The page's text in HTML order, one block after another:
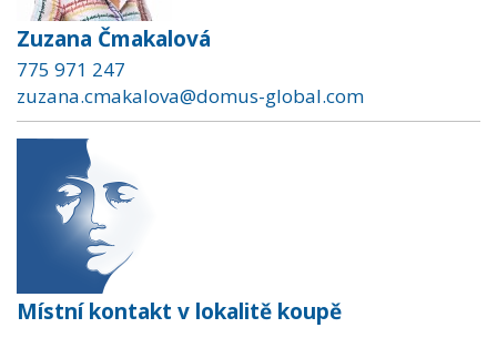
Zuzana Čmakalová
775 971 247
zuzana.cmakalova@domus-global.com
Místní kontakt v lokalitě koupě